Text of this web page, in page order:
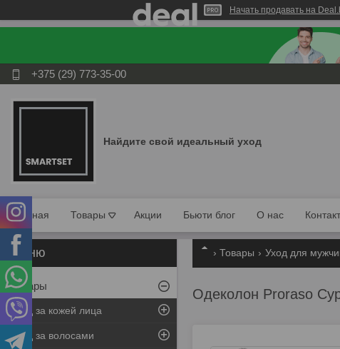
Начать продавать на
+375 (29) 773-35-00
Найдите свой идеальный уход
Главная Товары Акции Бьюти блог О нас
Товары Уход для
Одеколон Proraso
Товары
Уход за кожей лица
Уход за волосами